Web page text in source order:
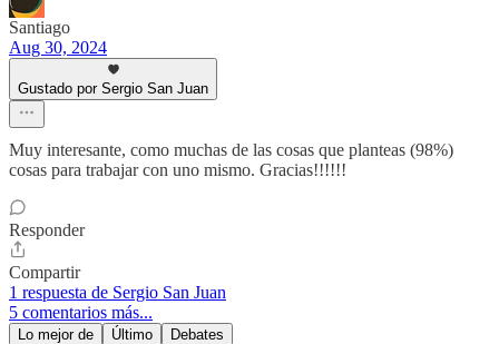
Santiago
Aug 30, 2024
Gustado por Sergio San Juan
Muy interesante, como muchas de las cosas que planteas (98%)
cosas para trabajar con uno mismo. Gracias!!!!!!
Responder
Compartir
1 respuesta de Sergio San Juan
5 comentarios más...
Lo mejor de Último Debates